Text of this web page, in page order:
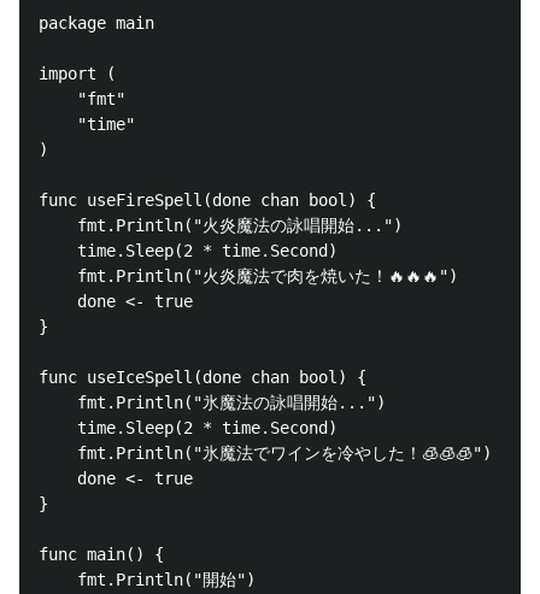
package main
import (
    "fmt"
    "time"
)
func useFireSpell(done chan bool) {
    fmt.Println("火炎魔法の詠唱開始...")
    time.Sleep(2 * time.Second)
    fmt.Println("火炎魔法で肉を焼いた！🔥🔥🔥")
    done <- true
}
func useIceSpell(done chan bool) {
    fmt.Println("氷魔法の詠唱開始...")
    time.Sleep(2 * time.Second)
    fmt.Println("氷魔法でワインを冷やした！🧊🧊🧊")
    done <- true
}
func main() {
    fmt.Println("開始")